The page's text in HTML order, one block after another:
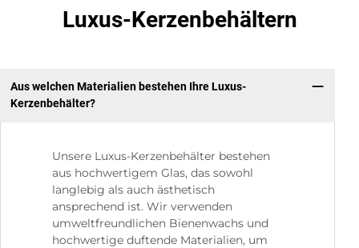
Luxus-Kerzenbehältern
Aus welchen Materialien bestehen Ihre Luxus-
Kerzenbehälter?
Unsere Luxus-Kerzenbehälter bestehen
aus hochwertigem Glas, das sowohl
langlebig als auch ästhetisch
ansprechend ist. Wir verwenden
umweltfreundlichen Bienenwachs und
hochwertige duftende Materialien, um